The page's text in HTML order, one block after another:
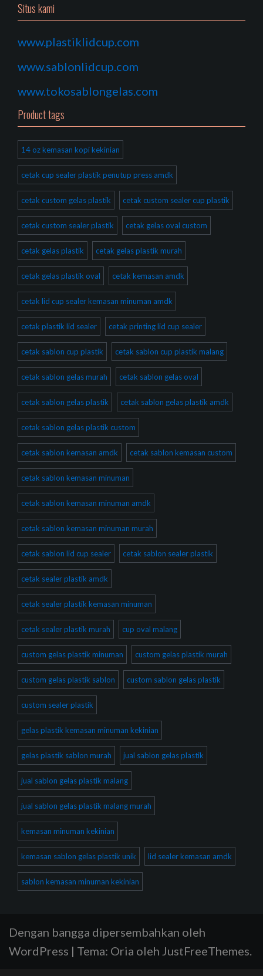
Situs kami
www.plastiklidcup.com
www.sablonlidcup.com
www.tokosablongelas.com
Product tags
14 oz kemasan kopi kekinian
cetak cup sealer plastik penutup press amdk
cetak custom gelas plastik cetak custom sealer cup plastik
cetak custom sealer plastik cetak gelas oval custom
cetak gelas plastik cetak gelas plastik murah
cetak gelas plastik oval cetak kemasan amdk
cetak lid cup sealer kemasan minuman amdk
cetak plastik lid sealer cetak printing lid cup sealer
cetak sablon cup plastik cetak sablon cup plastik malang
cetak sablon gelas murah cetak sablon gelas oval
cetak sablon gelas plastik cetak sablon gelas plastik amdk
cetak sablon gelas plastik custom
cetak sablon kemasan amdk cetak sablon kemasan custom
cetak sablon kemasan minuman
cetak sablon kemasan minuman amdk
cetak sablon kemasan minuman murah
cetak sablon lid cup sealer cetak sablon sealer plastik
cetak sealer plastik amdk
cetak sealer plastik kemasan minuman
cetak sealer plastik murah cup oval malang
custom gelas plastik minuman custom gelas plastik murah
custom gelas plastik sablon custom sablon gelas plastik
custom sealer plastik
gelas plastik kemasan minuman kekinian
gelas plastik sablon murah jual sablon gelas plastik
jual sablon gelas plastik malang
jual sablon gelas plastik malang murah
kemasan minuman kekinian
kemasan sablon gelas plastik unik lid sealer kemasan amdk
sablon kemasan minuman kekinian
Dengan bangga dipersembahkan oleh
WordPress | Tema: Oria oleh JustFreeThemes.